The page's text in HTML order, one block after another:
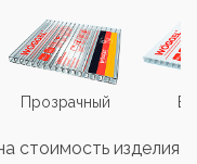
Прозрачный
стоимость изделия